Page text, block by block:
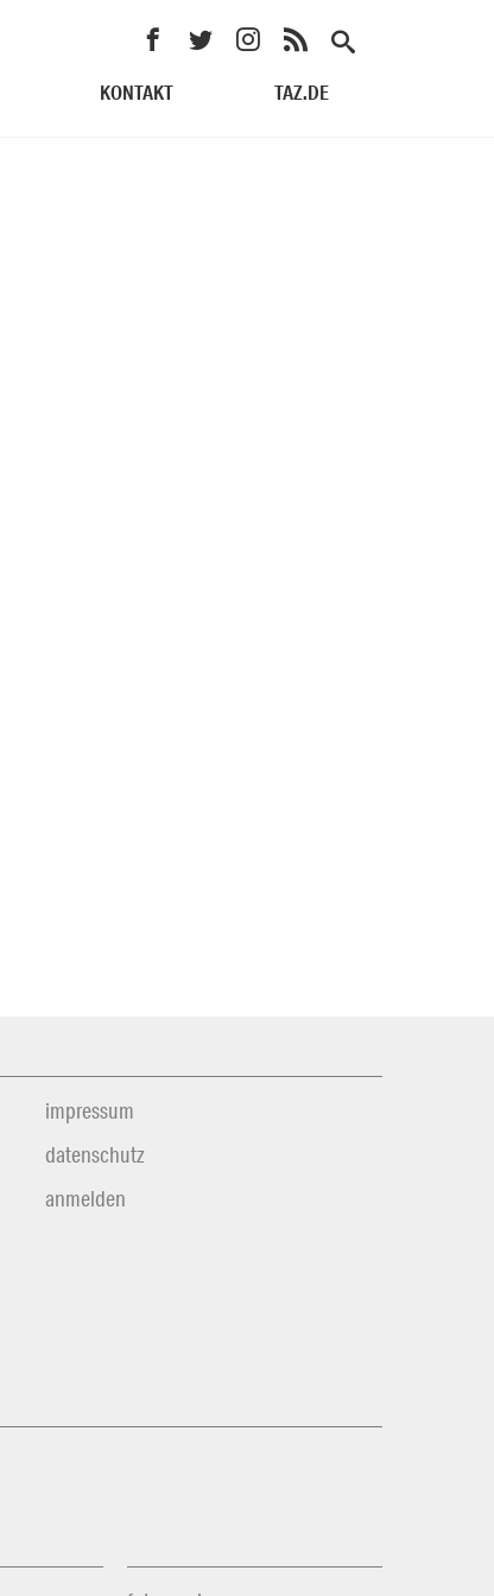
KONTAKT TAZ.DE
impressum
datenschutz
anmelden